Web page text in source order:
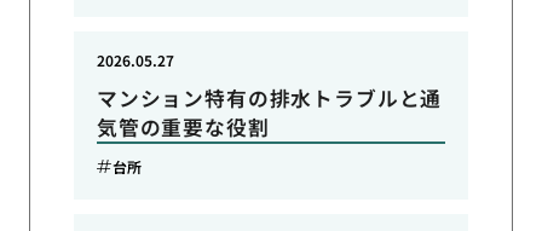
マンション特有の排水トラブルと通
気管の重要な役割
2026.05.27
台所